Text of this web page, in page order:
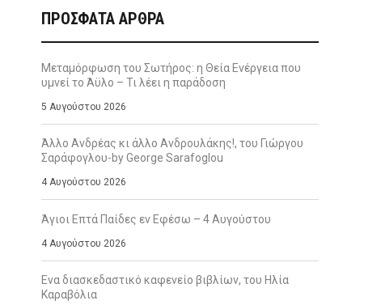
ΠΡΌΣΦΑΤΑ ΆΡΘΡΑ
Μεταμόρφωση του Σωτήρος: η Θεία Ενέργεια που
υμνεί το Άϋλο – Τι λέει η παράδοση
5 Αυγούστου 2026
Άλλο Ανδρέας κι άλλο Ανδρουλάκης!, του Γιώργου
Σαράφογλου-by George Sarafoglou
4 Αυγούστου 2026
Άγιοι Επτά Παίδες εν Εφέσω – 4 Αυγούστου
4 Αυγούστου 2026
Ενα διασκεδαστικό καφενείο βιβλίων, του Ηλία
Καραβόλια